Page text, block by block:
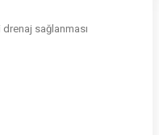
drenaj sağlanması